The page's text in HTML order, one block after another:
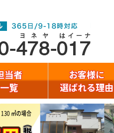
当者
一覧
お客様に
選ばれる理由